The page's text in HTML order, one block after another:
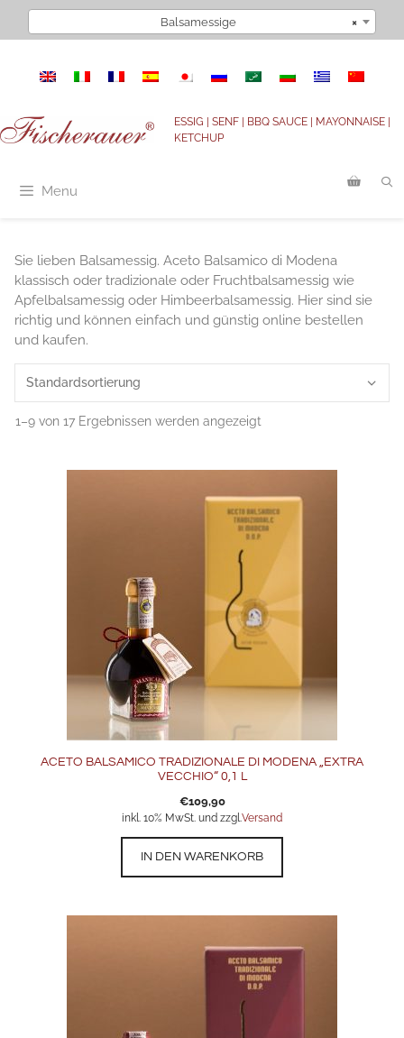
Inhalt
×
Balsamessige
ESSIG | SENF | BBQ SAUCE | MAYONNAISE |
KETCHUP
Menu
Sie lieben Balsamessig. Aceto Balsamico di Modena
klassisch oder tradizionale oder Fruchtbalsamessig wie
Apfelbalsamessig oder Himbeerbalsamessig. Hier sind sie
richtig und können einfach und günstig online bestellen
und kaufen.
1–9 von 17 Ergebnissen werden angezeigt
ACETO BALSAMICO TRADIZIONALE DI MODENA „EXTRA
VECCHIO“ 0,1 L
€109,90
inkl. 10% MwSt. und zzgl.Versand
IN DEN WARENKORB